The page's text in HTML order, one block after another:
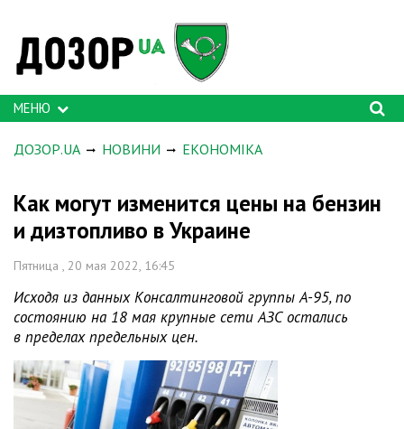
МЕНЮ
ДОЗОР.UA НОВИНИ ЕКОНОМІКА
Как могут изменится цены на бензин
и дизтопливо в Украине
Пятница , 20 мая 2022, 16:45
Исходя из данных Консалтинговой группы А-95, по
состоянию на 18 мая крупные сети АЗС остались
в пределах предельных цен.